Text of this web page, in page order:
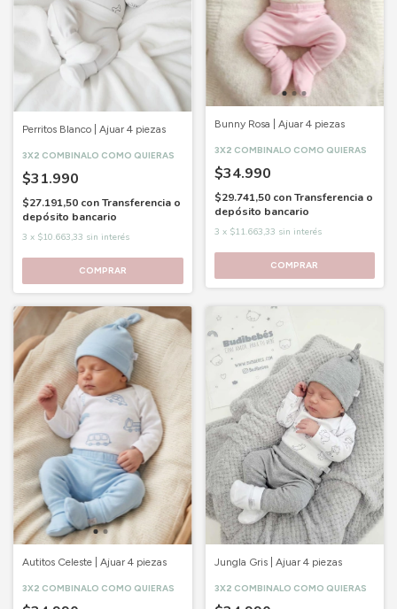
Perritos Blanco | Ajuar 4 piezas
3X2 COMBINALO COMO QUIERAS
$31.990
$27.191,50 conTransferencia o
depósito bancario
3 x $10.663,33 sin interés
COMPRAR
Bunny Rosa | Ajuar 4 piezas
3X2 COMBINALO COMO QUIERAS
$34.990
$29.741,50 con Transferencia o
depósito bancario
3 x $11.663,33 sin interés
COMPRAR
Autitos Celeste | Ajuar 4 piezas
3X2 COMBINALO COMO QUIERAS
Jungla Gris | Ajuar 4 piezas
3X2 COMBINALO COMO QUIERAS